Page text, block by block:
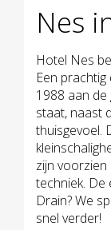
Nes
Hotel Nes
Een
1988 aan
staat, naast
thuisgevoel.
zijn
techniek. De
Drain? We
snel verder!